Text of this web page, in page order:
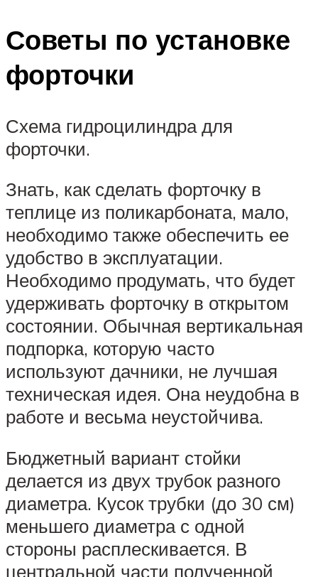
Советы по установке
форточки
Схема гидроцилиндра для
форточки.
Знать, как сделать форточку в
теплице из поликарбоната, мало,
необходимо также обеспечить ее
удобство в эксплуатации.
Необходимо продумать, что будет
удерживать форточку в открытом
состоянии. Обычная вертикальная
подпорка, которую часто
используют дачники, не лучшая
техническая идея. Она неудобна в
работе и весьма неустойчива.
Бюджетный вариант стойки
делается из двух трубок разного
диаметра. Кусок трубки (до 30 см)
меньшего диаметра с одной
стороны расплескивается. В
центральной части полученной